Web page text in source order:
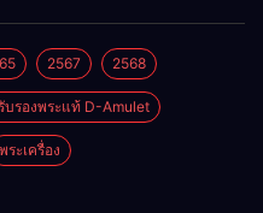
พ.ศ.2541
2567 2568
บรองพระแท้ D-Amulet
พระเครื่อง